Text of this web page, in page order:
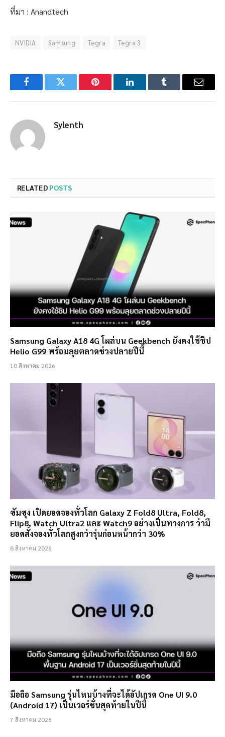
ที่มา : Anandtech
NVIDIA Samsung Tegra Tegra 3
FacebookTwitter Pinterest LinkedInTumblr Email
Sylenth
RELATED POSTS
Samsung Galaxy A18 4G โผล่บน Geekbench ยังคงใช้ชิป
Helio G99 พร้อมลุยตลาดช่วงปลายปีนี้
10 สิงหาคม 2026
ซัมซุง เปิดยอดจองทั่วโลก Galaxy Z Fold8 Ultra, Fold8,
Flip8, Watch Ultra2 และ Watch9 อย่างเป็นทางการ ว่ามี
ยอดสั่งจองทั่วโลกสูงกว่ารุ่นก่อนหน้ากว่า 30%
8 สิงหาคม 2026
มือถือ Samsung รุ่นไหนบ้างที่จะได้อัปเกรด One UI 9.0
(Android 17) เป็นเวอร์ชั่นสุดท้ายในปีนี้
7 สิงหาคม 2026